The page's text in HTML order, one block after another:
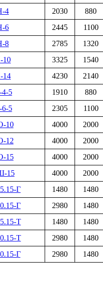
4 2030 880
6 2445 1100
8 2785 1320
3325 1540
4230 2140
5 1910 880
5 2305 1100
10 4000 2000
12 4000 2000
15 4000 2000
15 4000 2000
Г 1480 1480
Г 2980 1480
Т 1480 1480
Т 2980 1480
Г 2980 1480